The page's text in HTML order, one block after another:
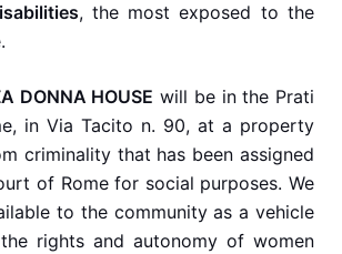
, the most exposed to the
DONNA HOUSE will be in the Prati
in Via Tacito n. 90, at a property
criminality that has been assigned
of Rome for social purposes. We
to the community as a vehicle
rights and autonomy of women